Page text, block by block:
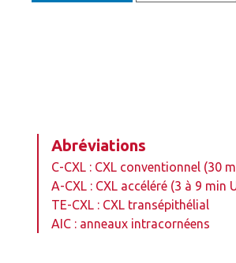
Abréviations
C-CXL : CXL conventionnel (30
A-CXL : CXL accéléré (3 à 9 min
TE-CXL : CXL transépithélial
AIC : anneaux intracornéens